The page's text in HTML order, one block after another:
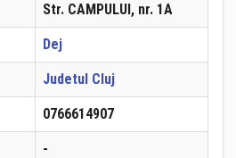
Str. CAMPULUI, nr. 1A
Dej
Judetul Cluj
0766614907
-